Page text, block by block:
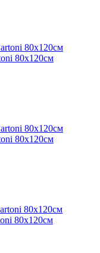
80х120см
80х120см
80х120см